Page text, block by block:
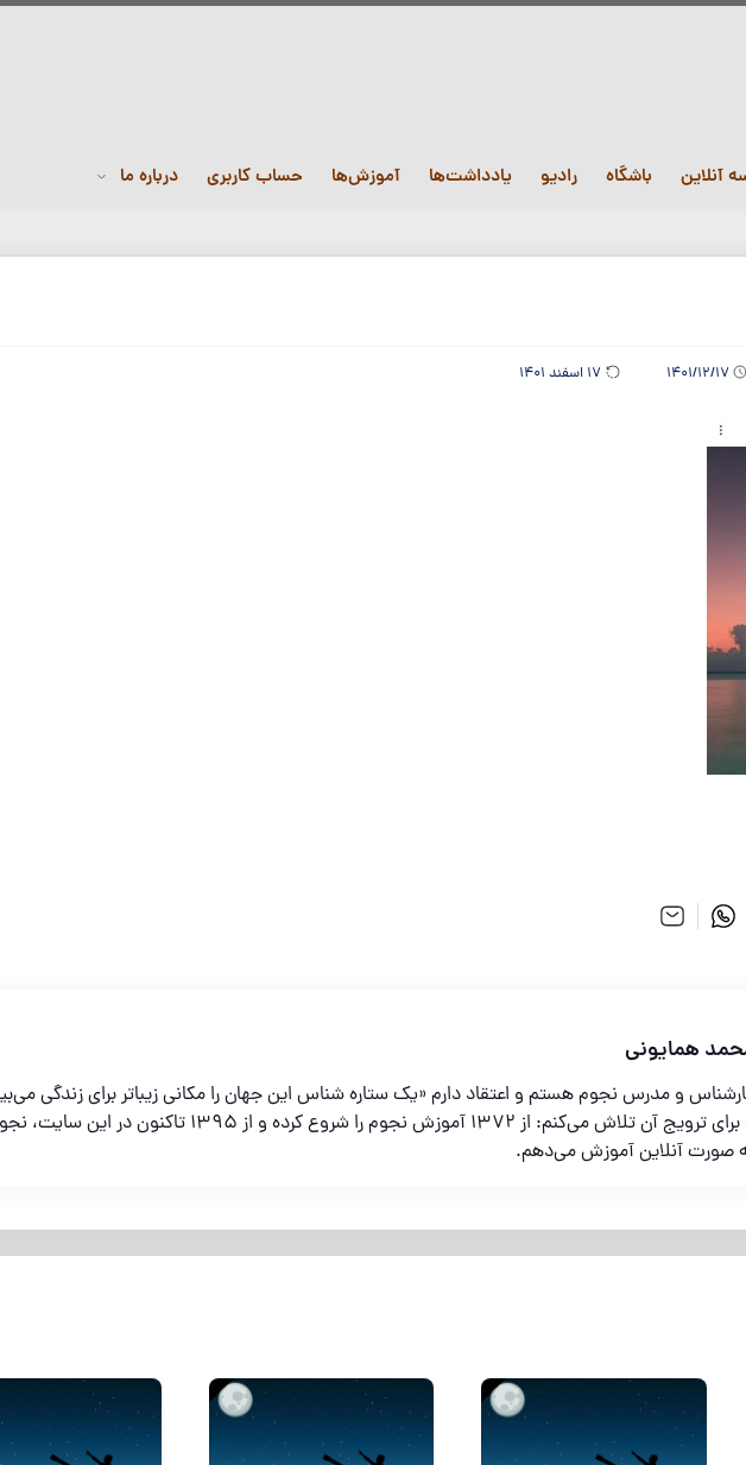
آنلاین باشگاه رادیو یادداشت‌ها آموزش‌ها حساب کاربری درباره ما
1401/12/17 17 اسفند 1401
همایونی
و مدرس نجوم هستم و اعتقاد دارم «یک ستاره شناس این جهان را مکانی زیباتر برای زندگی
و برای ترویج آن تلاش می‌کنم: از 1372 آموزش نجوم را شروع کرده و از 1395 تاکنون در این
صورت آنلاین آموزش می‌دهم.